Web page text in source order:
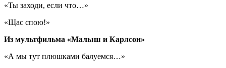
«Ты заходи, если что…»
«Щас спою!»
Из мультфильма «Малыш и Карлсон»
«А мы тут плюшками балуемся…»